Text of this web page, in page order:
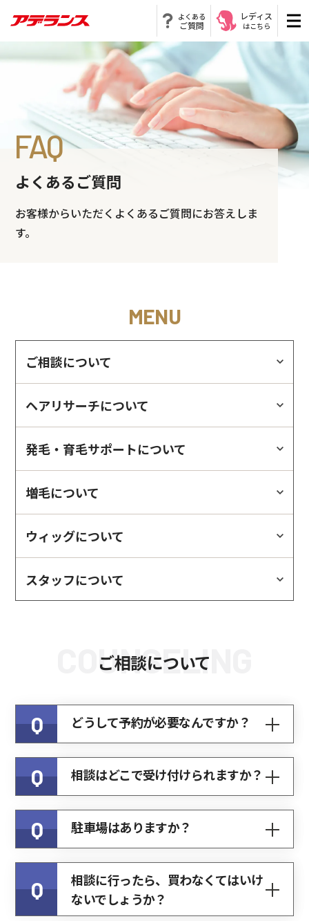
よくある
ご質問
レディス
はこちら
FAQ
よくあるご質問
お客様からいただくよくあるご質問にお答えしま
す。
MENU
ご相談について
ヘアリサーチについて
発毛・育毛サポートについて
増毛について
ウィッグについて
スタッフについて
COUNSELING
ご相談について
Q どうして予約が必要なんですか？
Q 相談はどこで受け付けられますか？
Q 駐車場はありますか？
Q
相談に行ったら、買わなくてはいけ
ないでしょうか？